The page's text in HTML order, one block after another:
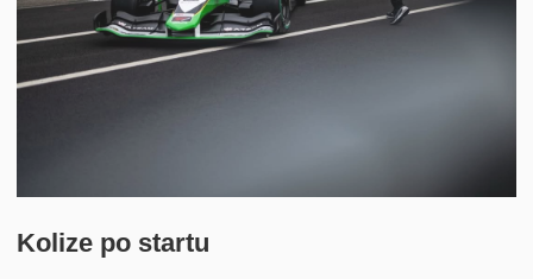
Kolize po startu